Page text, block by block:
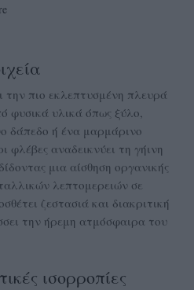
την πιο εκλεπτυσμένη πλευρά
φυσικά υλικά όπως ξύλο,
δάπεδο ή ένα μαρμάρινο
φλέβες αναδεικνύει τη γήινη
μια αίσθηση οργανικής
λεπτομερειών σε
ζεστασιά και διακριτική
την ήρεμη ατμόσφαιρα του
ισορροπίες